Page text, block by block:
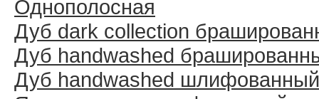
Однополосная
Дуб dark collection
Дуб handwashed
Дуб handwashed шлифованный